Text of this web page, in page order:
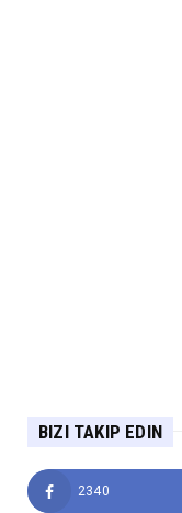
BIZI TAKIP EDIN
2340